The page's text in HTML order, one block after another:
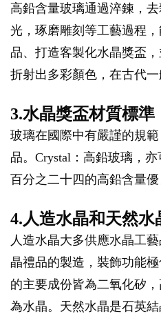
高鉛含量玻璃通過淬鍊，
光，琢磨雕刻等工藝過程
品、打造客製化水晶獎盃
折射出多彩顏色，在古代一
3.水晶獎盃材質標準
玻璃在國際中有嚴謹的規
品。Crystal：高鉛玻璃，
百分之二十四的高鉛含量優
4.人造水晶和天然水
人造水晶大多供應水晶工
晶禮品的製造，裝飾功能
的主要成份皆為二氧化矽
為水晶。天然水晶是石英